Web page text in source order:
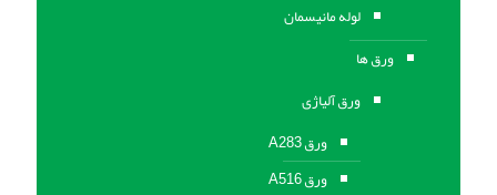
لوله مانیسمان
ورق ها
ورق آلیاژی
ورق A283
ورق A516